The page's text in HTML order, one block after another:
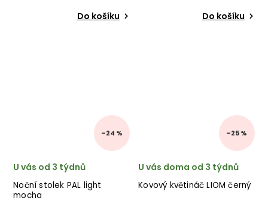
Do košíku Do košíku
–24 %
Noční stolek PAL light
mocha
U vás od 3 týdnů
–25 %
Kovový květináč LIOM černý
U vás doma od 3 týdnů